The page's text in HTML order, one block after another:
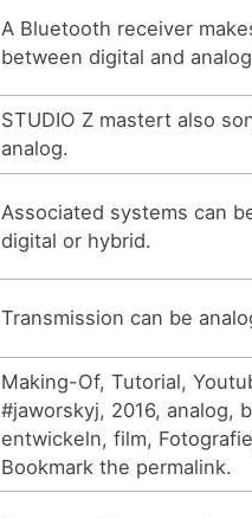
A Bluetooth receiver
between digital and
STUDIO Z mastert also
analog.
Associated systems can
digital or hybrid.
Transmission can be
Making-Of, Tutorial,
#jaworskyj, 2016, analog,
entwickeln, film,
Bookmark the permalink.